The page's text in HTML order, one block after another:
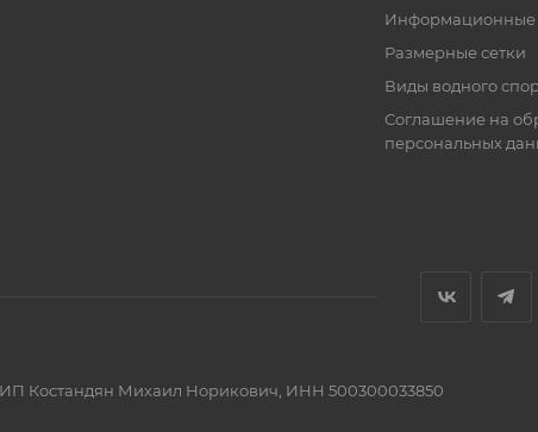
Информационные
Размерные сетки
Виды водного
Соглашение на
персональных
Костандян Михаил Норикович, ИНН 500300033850